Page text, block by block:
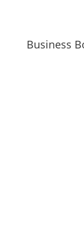
Business